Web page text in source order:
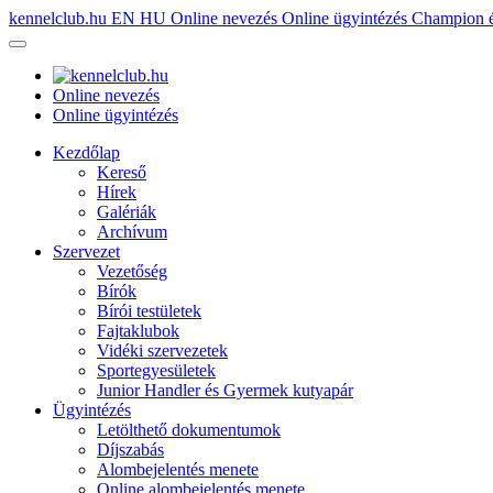
kennelclub.hu EN HU Online nevezés Online ügyintézés Champion
Online nevezés
Online ügyintézés
Kezdőlap
Kereső
Hírek
Galériák
Archívum
Szervezet
Vezetőség
Bírók
Bírói testületek
Fajtaklubok
Vidéki szervezetek
Sportegyesületek
Junior Handler és Gyermek kutyapár
Ügyintézés
Letölthető dokumentumok
Díjszabás
Alombejelentés menete
Online alombejelentés menete